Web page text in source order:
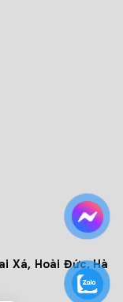
Xá, Hoài Đức, Hà